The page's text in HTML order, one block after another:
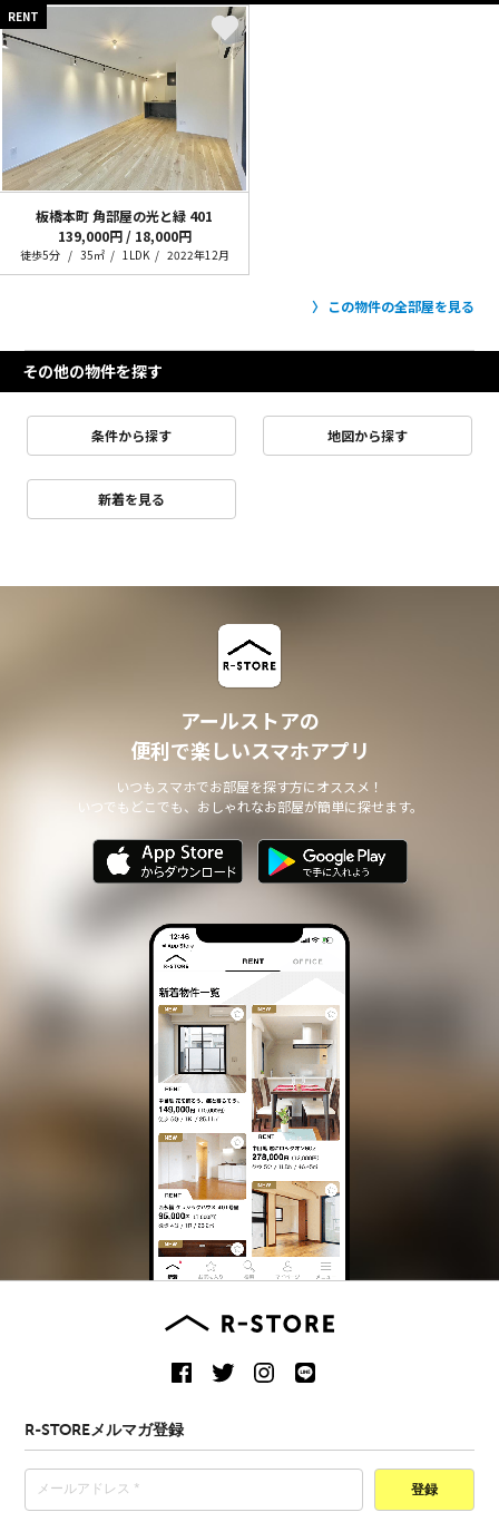
RENT
板橋本町 角部屋の光と緑 401
139,000円 / 18,000円
徒歩5分 35㎡ 1LDK 2022年12月
この物件の全部屋を見る
その他の物件を探す
条件から探す 地図から探す
新着を見る
アールストアの
便利で楽しいスマホアプリ
いつもスマホでお部屋を探す方にオススメ！
いつでもどこでも、おしゃれなお部屋が簡単に探せます。
R-STOREメルマガ登録
登録